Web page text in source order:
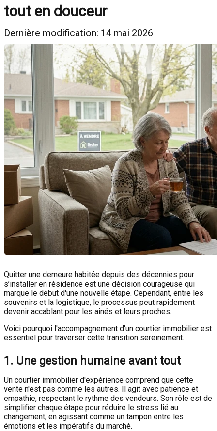
tout en douceur
Dernière modification: 14 mai 2026
Quitter une demeure habitée depuis des décennies pour
s’installer en résidence est une décision courageuse qui
marque le début d'une nouvelle étape. Cependant, entre les
souvenirs et la logistique, le processus peut rapidement
devenir accablant pour les aînés et leurs proches.
Voici pourquoi l'accompagnement d'un courtier immobilier est
essentiel pour traverser cette transition sereinement.
1. Une gestion humaine avant tout
Un courtier immobilier d'expérience comprend que cette
vente n'est pas comme les autres. Il agit avec patience et
empathie, respectant le rythme des vendeurs. Son rôle est de
simplifier chaque étape pour réduire le stress lié au
changement, en agissant comme un tampon entre les
émotions et les impératifs du marché.